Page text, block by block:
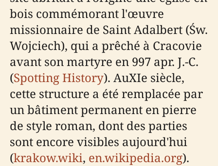
bois commémorant l'œuvre
missionnaire de Saint Adalbert (Św.
Wojciech), qui a prêché à Cracovie
avant son martyre en 997 apr. J.-C.
(Spotting History). AuXIe siècle,
cette structure a été remplacée par
un bâtiment permanent en pierre
de style roman, dont des parties
sont encore visibles aujourd'hui
(krakow.wiki, en.wikipedia.org).